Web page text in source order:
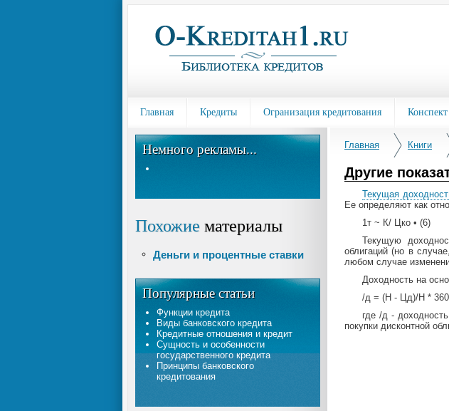
Главная Кредиты Огранизация кредитования
Главная Книги
Другие
Текущая
Ее определяют как
1т ~ К/ Цко • (6)
Текущую
облигаций (но в
любом случае
Доходность на
/д = (Н - Цд)/Н *
где /д -
покупки дисконтной
Немного рекламы...
Похожие материалы
Деньги и процентные ставки
Популярные статьи
Функции кредита
Виды банковского кредита
Кредитные отношения и кредит
Сущность и особенности
государственного кредита
Принципы банковского
кредитования